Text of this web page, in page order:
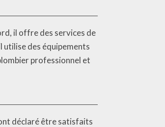
il offre des services de
utilise des équipements
professionnel et
déclaré être satisfaits